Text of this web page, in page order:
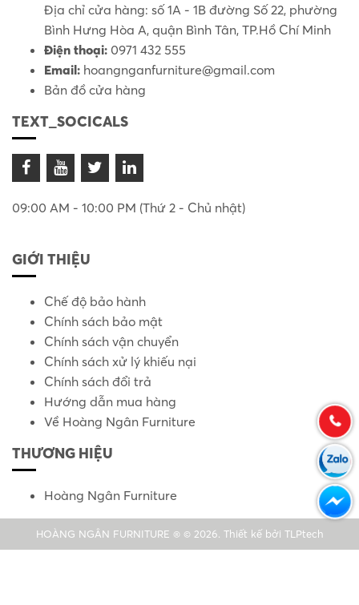
Địa chỉ cửa hàng: số 1A - 1B đường Số 22, phường
Bình Hưng Hòa A, quận Bình Tân, TP.Hồ Chí Minh
Điện thoại: 0971 432 555
Email: hoangnganfurniture@gmail.com
Bản đồ cửa hàng
TEXT_SOCICALS
09:00 AM - 10:00 PM (Thứ 2 - Chủ nhật)
GIỚI THIỆU
Chế độ bảo hành
Chính sách bảo mật
Chính sách vận chuyển
Chính sách xử lý khiếu nại
Chính sách đổi trả
Hướng dẫn mua hàng
Về Hoàng Ngân Furniture
THƯƠNG HIỆU
Hoàng Ngân Furniture
HOÀNG NGÂN FURNITURE ® © 2026. Thiết kế bởi TLPtech